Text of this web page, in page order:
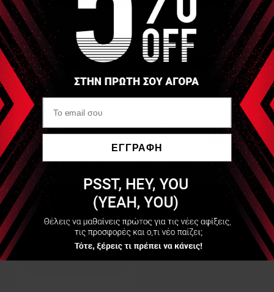
ηλεκτροθεραπείας σας έχει βύσματα 4mm πάνω στα οποία
συνδέονται τα ηλεκτρόδια. Τότε συνδυάζετε το καλώδιο με
επαναχρησιμοποιούμενα ηλεκτρόδια εσοχής 2mm ή ακόμα
καιεπαναχρησιμοποιούμενα ηλεκτρόδια με clip και2mm-
snap αντάπτορα
και θα έχετε επαναχρησιμοποιούμενα
ηλεκτρόδιο εσοχής 4mm που θα ταιριάζουν στο μηχάνημά
σας (δείτε για παράδειγμα τη 2η φωτογραφία).
Μεγάλο πλεονέκτημα είναι ότι η λύση αυτή σας επιτρέπει να
αλλάζετε μέγεθος ή/και τύπο ηλεκτροδίων με το ίδιο
καλώδιο και μεγάλο οικονομικό όφελος.
Είδες Πρόσφατα
F9073 - Καλώδιο
Εσοχής 4mm - Βύσμα
2mm (F4mmM2mm
cable)
ΕΓΓΡΑΦΗ